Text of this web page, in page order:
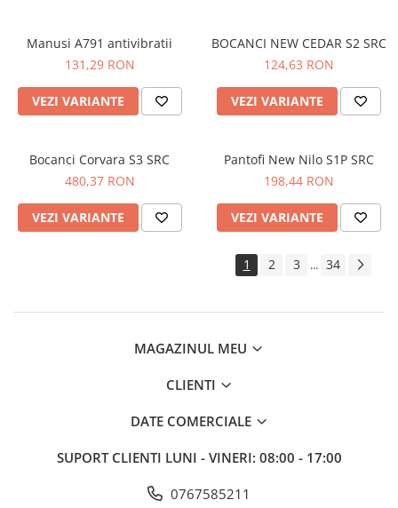
Manusi A791 antivibratii
131,29 RON
VEZI VARIANTE
BOCANCI NEW CEDAR S2 SRC
124,63 RON
VEZI VARIANTE
Bocanci Corvara S3 SRC
480,37 RON
VEZI VARIANTE
Pantofi New Nilo S1P SRC
198,44 RON
VEZI VARIANTE
1 2 3 ... 34
MAGAZINUL MEU
CLIENTI
DATE COMERCIALE
SUPORT CLIENTI LUNI - VINERI: 08:00 - 17:00
0767585211